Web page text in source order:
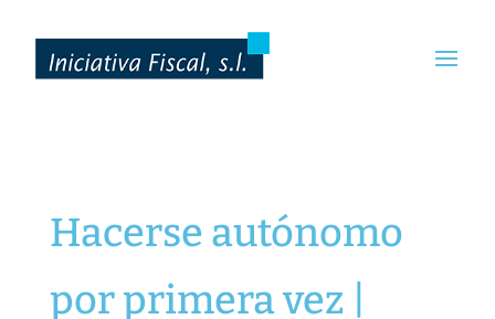
Hacerse autónomo
por primera vez |